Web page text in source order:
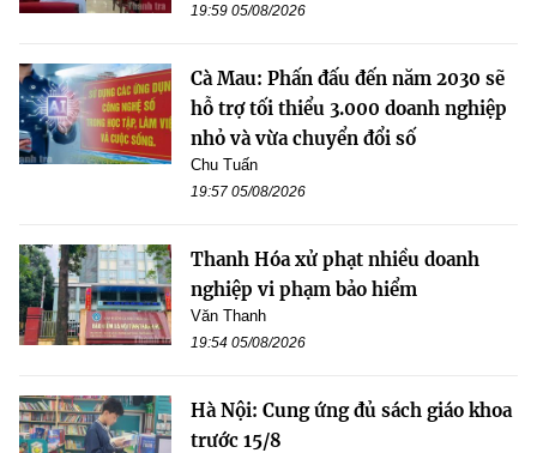
19:59 05/08/2026
Cà Mau: Phấn đấu đến năm 2030 sẽ
hỗ trợ tối thiểu 3.000 doanh nghiệp
nhỏ và vừa chuyển đổi số
Chu Tuấn
19:57 05/08/2026
Thanh Hóa xử phạt nhiều doanh
nghiệp vi phạm bảo hiểm
Văn Thanh
19:54 05/08/2026
Hà Nội: Cung ứng đủ sách giáo khoa
trước 15/8